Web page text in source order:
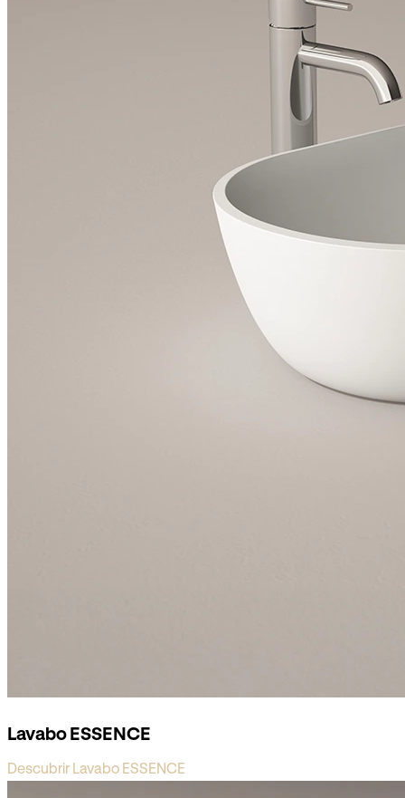
Lavabo ESSENCE
Descubrir Lavabo ESSENCE